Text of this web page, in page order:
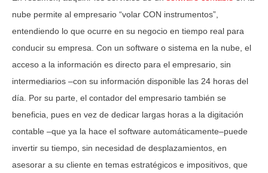
nube permite al empresario “volar CON instrumentos”,
entendiendo lo que ocurre en su negocio en tiempo real para
conducir su empresa. Con un software o sistema en la nube, el
acceso a la información es directo para el empresario, sin
intermediarios –con su información disponible las 24 horas del
día. Por su parte, el contador del empresario también se
beneficia, pues en vez de dedicar largas horas a la digitación
contable –que ya la hace el software automáticamente–puede
invertir su tiempo, sin necesidad de desplazamientos, en
asesorar a su cliente en temas estratégicos e impositivos, que